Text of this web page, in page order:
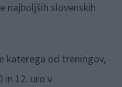
najboljših slovenskih
katerega od treningov,
in 12. uro v